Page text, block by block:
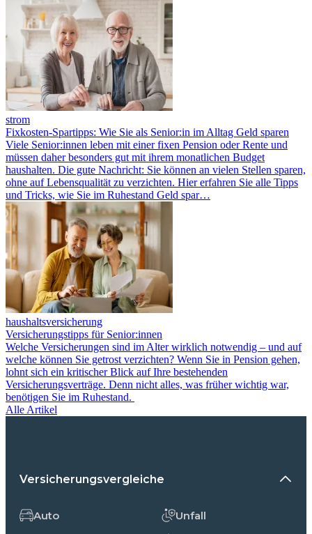
strom
Fixkosten-Spartipps: Wie Sie als Senior:in im Alltag Geld sparen
Viele Senior:innen leben mit einer fixen Pension oder Rente und
müssen daher besonders gut mit ihrem monatlichen Budget
haushalten. Die gute Nachricht: Sie können an vielen Stellen sparen,
ohne auf Lebensqualität zu verzichten. Hier erfahren Sie alle Tipps
und Tricks, wie Sie im Ruhestand Geld spar…
haushaltsversicherung
Versicherungstipps für Senior:innen
Welche Versicherungen sind im Alter wirklich notwendig – und auf
welche können Sie getrost verzichten? Wenn Sie in Pension gehen,
lohnt sich ein kritischer Blick auf Ihre bestehenden
Versicherungsverträge. Denn nicht alles, was früher wichtig war,
benötigen Sie im Ruhestand.
Alle Artikel
Versicherungsvergleiche
Auto
Unfall